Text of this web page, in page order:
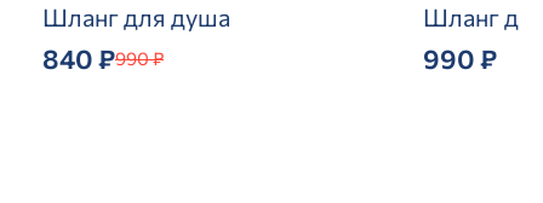
Шланг для душа
840 ₽990 ₽
Шланг
990 ₽